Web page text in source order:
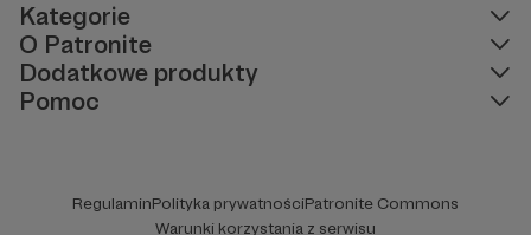
Kategorie
O Patronite
Dodatkowe produkty
Pomoc
RegulaminPolityka prywatnościPatronite Commons
Warunki korzystania z serwisu